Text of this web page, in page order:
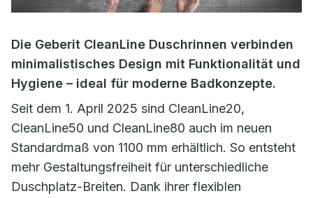
Die Geberit CleanLine Duschrinnen verbinden
minimalistisches Design mit Funktionalität und
Hygiene – ideal für moderne Badkonzepte.
Seit dem 1. April 2025 sind CleanLine20,
CleanLine50 und CleanLine80 auch im neuen
Standardmaß von 1100 mm erhältlich. So entsteht
mehr Gestaltungsfreiheit für unterschiedliche
Duschplatz-Breiten. Dank ihrer flexiblen